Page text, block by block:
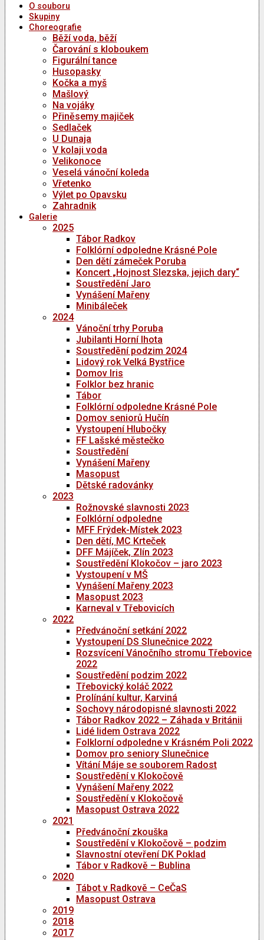
O souboru
Skupiny
Choreografie
Běží voda, běží
Čarování s kloboukem
Figurální tance
Husopasky
Kočka a myš
Mašlový
Na vojáky
Přiněsemy majiček
Sedlaček
U Dunaja
V kolaji voda
Velikonoce
Veselá vánoční koleda
Vřetenko
Výlet po Opavsku
Zahradnik
Galerie
2025
Tábor Radkov
Folklórní odpoledne Krásné Pole
Den dětí zámeček Poruba
Koncert „Hojnost Slezska, jejich dary“
Soustředění Jaro
Vynášení Mařeny
Minibáleček
2024
Vánoční trhy Poruba
Jubilanti Horní lhota
Soustředění podzim 2024
Lidový rok Velká Bystřice
Domov Iris
Folklor bez hranic
Tábor
Folklórní odpoledne Krásné Pole
Domov seniorů Hučín
Vystoupení Hlubočky
FF Lašské městečko
Soustředění
Vynášení Mařeny
Masopust
Dětské radovánky
2023
Rožnovské slavnosti 2023
Folklórní odpoledne
MFF Frýdek-Místek 2023
Den dětí, MC Krteček
DFF Májíček, Zlín 2023
Soustředění Klokočov – jaro 2023
Vystoupení v MŠ
Vynášení Mařeny 2023
Masopust 2023
Karneval v Třebovicích
2022
Předvánoční setkání 2022
Vystoupení DS Slunečnice 2022
Rozsvícení Vánočního stromu Třebovice
2022
Soustředění podzim 2022
Třebovický koláč 2022
Prolínání kultur, Karviná
Sochovy národopisné slavnosti 2022
Tábor Radkov 2022 – Záhada v Británii
Lidé lidem Ostrava 2022
Folklorní odpoledne v Krásném Poli 2022
Domov pro seniory Slunečnice
Vítání Máje se souborem Radost
Soustředění v Klokočově
Vynášení Mařeny 2022
Soustředění v Klokočově
Masopust Ostrava 2022
2021
Předvánoční zkouška
Soustředění v Klokočově – podzim
Slavnostní otevření DK Poklad
Tábor v Radkově – Bublina
2020
Tábot v Radkově – CeČaS
Masopust Ostrava
2019
2018
2017